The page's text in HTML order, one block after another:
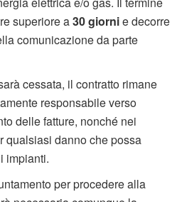
superiore a30 giornie decorre
comunicazione da parte
cessata, il contratto rimane
responsabile verso
delle fatture, nonché nei
qualsiasi danno che possa
impianti.
per procedere alla